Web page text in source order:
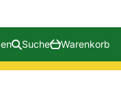
Suche Warenkorb